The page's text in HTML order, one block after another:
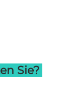
Sie?